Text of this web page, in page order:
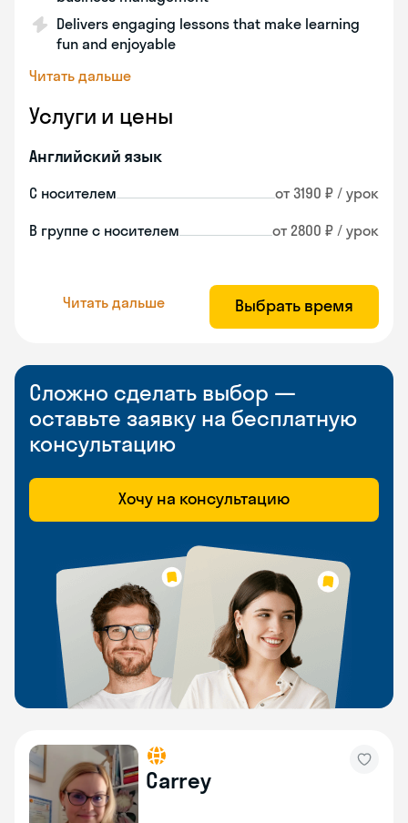
Delivers engaging lessons that make learning
fun and enjoyable
Читать дальше
Услуги и цены
Английский язык
С носителем от 3190 ₽ / урок
В группе с носителем от 2800 ₽ / урок
Читать дальше Выбрать время
Сложно сделать выбор —
оставьте заявку на бесплатную
консультацию
Хочу на консультацию
Carrey